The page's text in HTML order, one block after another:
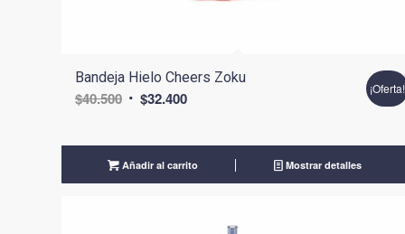
Bandeja Hielo Cheers Zoku
$40.500 El
era:
$40.500.
$32.400El
es:
$32.400.
¡Oferta!
Añadir al carrito Mostrar detalles